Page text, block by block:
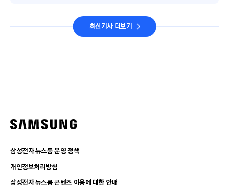
최신기사 더보기
삼성전자 뉴스룸 운영 정책
개인정보처리방침
삼성전자 뉴스룸 콘텐츠 이용에 대한 안내